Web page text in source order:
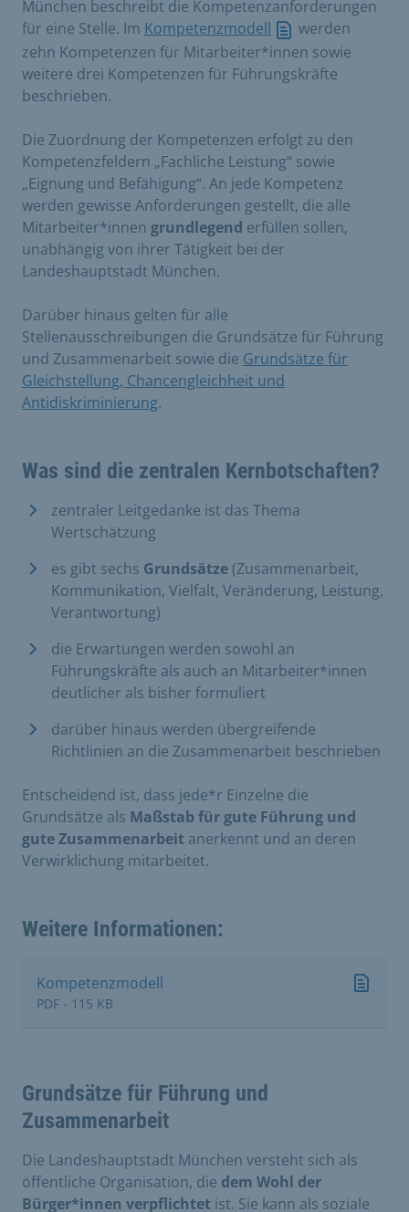
München beschreibt die Kompetenzanforderungen
für eine Stelle. Im Kompetenzmodell
werden
zehn Kompetenzen für Mitarbeiter*innen sowie
weitere drei Kompetenzen für Führungskräfte
beschrieben.
Die Zuordnung der Kompetenzen erfolgt zu den
Kompetenzfeldern „Fachliche Leistung“ sowie
„Eignung und Befähigung“. An jede Kompetenz
werden gewisse Anforderungen gestellt, die alle
Mitarbeiter*innen grundlegend erfüllen sollen,
unabhängig von ihrer Tätigkeit bei der
Landeshauptstadt München.
Darüber hinaus gelten für alle
Stellenausschreibungen die Grundsätze für Führung
und Zusammenarbeit sowie die Grundsätze für
Gleichstellung, Chancengleichheit und
Antidiskriminierung.
Was sind die zentralen Kernbotschaften?
zentraler Leitgedanke ist das Thema
Wertschätzung
es gibt sechs Grundsätze (Zusammenarbeit,
Kommunikation, Vielfalt, Veränderung, Leistung,
Verantwortung)
die Erwartungen werden sowohl an
Führungskräfte als auch an Mitarbeiter*innen
deutlicher als bisher formuliert
darüber hinaus werden übergreifende
Richtlinien an die Zusammenarbeit beschrieben
Entscheidend ist, dass jede*r Einzelne die
Grundsätze als Maßstab für gute Führung und
gute Zusammenarbeit anerkennt und an deren
Verwirklichung mitarbeitet.
Weitere Informationen:
Kompetenzmodell
PDF - 115 KB
Grundsätze für Führung und
Zusammenarbeit
Die Landeshauptstadt München versteht sich als
öffentliche Organisation, die dem Wohl der
Bürger*innen verpflichtet ist. Sie kann als soziale